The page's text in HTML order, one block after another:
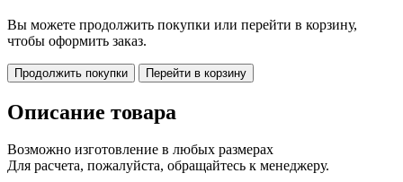
Вы можете продолжить покупки или перейти в корзину,
чтобы оформить заказ.
Продолжить покупки Перейти в корзину
Описание товара
Возможно изготовление в любых размерах
Для расчета, пожалуйста, обращайтесь к менеджеру.